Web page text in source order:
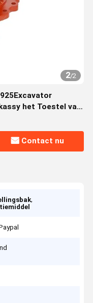
2/2
het Toestel van
Contact nu
,